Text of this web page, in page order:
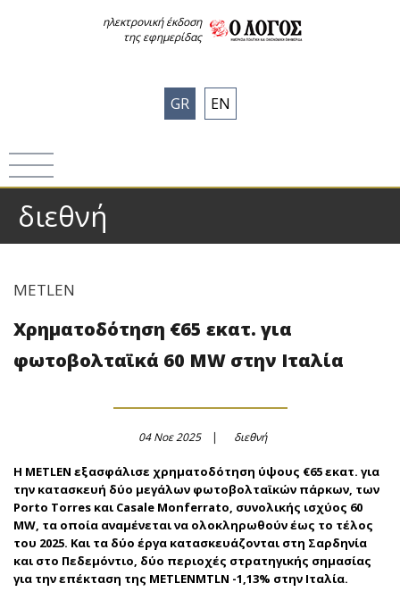
ηλεκτρονική έκδοση
της εφημερίδας
GR EN
διεθνή
METLEN
Χρηματοδότηση €65 εκατ. για
φωτοβολταϊκά 60 MW στην Ιταλία
04 Νοε 2025 διεθνή
Η METLEN εξασφάλισε χρηματοδότηση ύψους €65 εκατ. για
την κατασκευή δύο μεγάλων φωτοβολταϊκών πάρκων, των
Porto Torres και Casale Monferrato, συνολικής ισχύος 60
MW, τα οποία αναμένεται να ολοκληρωθούν έως το τέλος
του 2025. Και τα δύο έργα κατασκευάζονται στη Σαρδηνία
και στο Πεδεμόντιο, δύο περιοχές στρατηγικής σημασίας
για την επέκταση της METLENMTLN -1,13% στην Ιταλία.